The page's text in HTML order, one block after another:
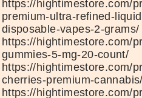
https://hightimestore.com/
premium-ultra-refined-
disposable-vapes-2-grams/
https://hightimestore.com/
gummies-5-mg-20-count/
https://hightimestore.com/
cherries-premium-
https://hightimestore.com/